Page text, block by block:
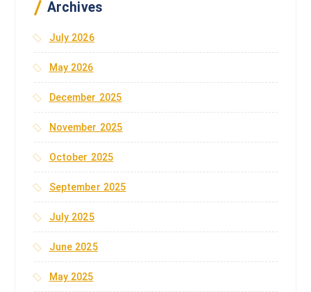
Archives
July 2026
May 2026
December 2025
November 2025
October 2025
September 2025
July 2025
June 2025
May 2025